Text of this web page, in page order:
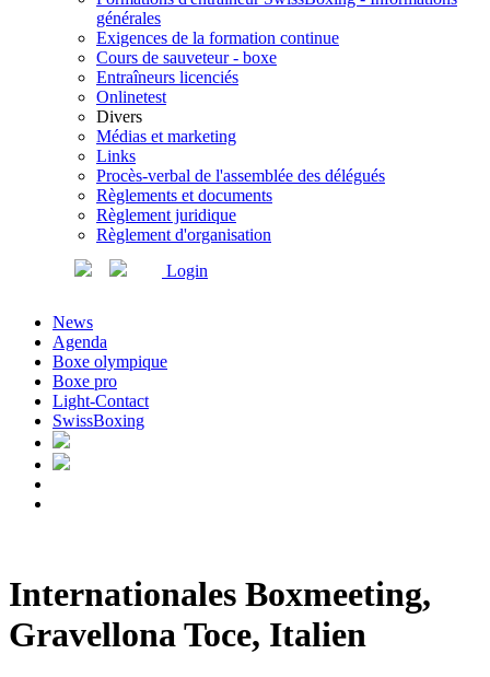
générales
Exigences de la formation continue
Cours de sauveteur - boxe
Entraîneurs licenciés
Onlinetest
Divers
Médias et marketing
Links
Procès-verbal de l'assemblée des délégués
Règlements et documents
Règlement juridique
Règlement d'organisation
Login
News
Agenda
Boxe olympique
Boxe pro
Light-Contact
SwissBoxing
Internationales Boxmeeting,
Gravellona Toce, Italien